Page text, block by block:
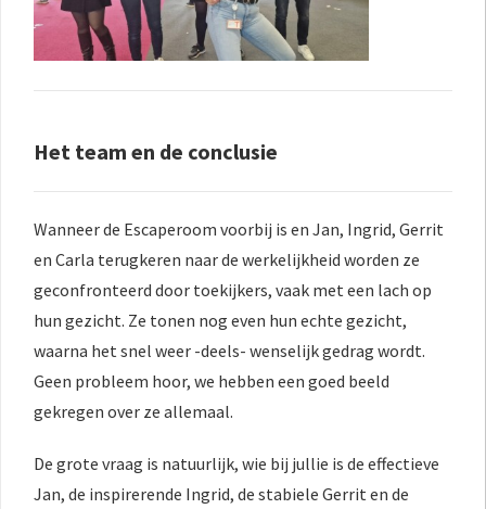
Het team en de conclusie
Wanneer de Escaperoom voorbij is en Jan, Ingrid, Gerrit
en Carla terugkeren naar de werkelijkheid worden ze
geconfronteerd door toekijkers, vaak met een lach op
hun gezicht. Ze tonen nog even hun echte gezicht,
waarna het snel weer -deels- wenselijk gedrag wordt.
Geen probleem hoor, we hebben een goed beeld
gekregen over ze allemaal.
De grote vraag is natuurlijk, wie bij jullie is de effectieve
Jan, de inspirerende Ingrid, de stabiele Gerrit en de